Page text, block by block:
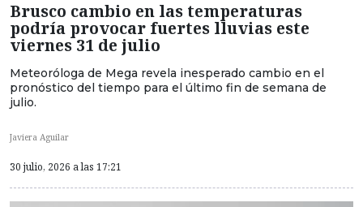
Brusco cambio en las temperaturas
podría provocar fuertes lluvias este
viernes 31 de julio
Meteoróloga de Mega revela inesperado cambio en el
pronóstico del tiempo para el último fin de semana de
julio.
Javiera Aguilar
30 julio, 2026 a las 17:21